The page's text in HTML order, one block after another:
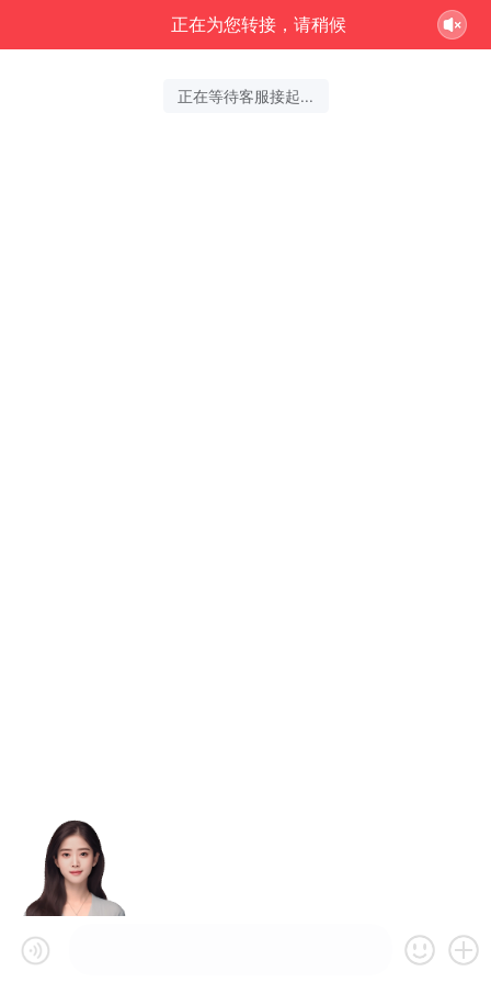
正在为您转接，请稍候
正在等待客服接起...